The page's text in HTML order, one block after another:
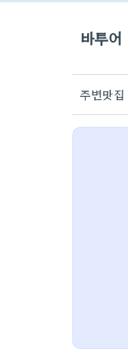
바투어
주변맛집